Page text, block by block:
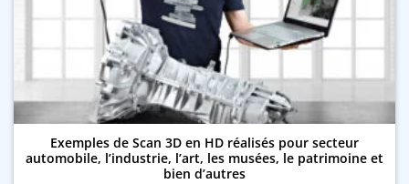
Exemples de Scan 3D en HD réalisés pour secteur
automobile, l’industrie, l’art, les musées, le patrimoine et
bien d’autres